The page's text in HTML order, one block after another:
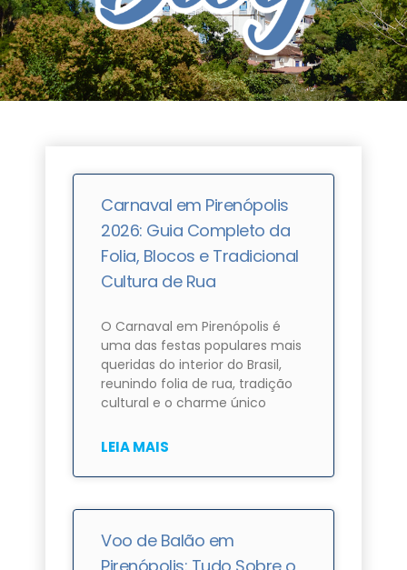
Carnaval em Pirenópolis
2026: Guia Completo da
Folia, Blocos e Tradicional
Cultura de Rua
O Carnaval em Pirenópolis é
uma das festas populares mais
queridas do interior do Brasil,
reunindo folia de rua, tradição
cultural e o charme único
LEIA MAIS
Voo de Balão em